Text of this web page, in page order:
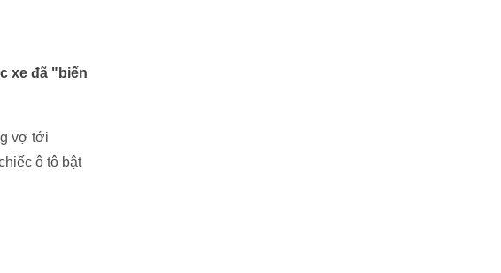
xe đã "biến
vợ tới
ô tô bật